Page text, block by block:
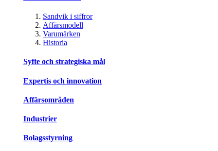
Sandvik i siffror
Affärsmodell
Varumärken
Historia
Syfte och strategiska mål
Expertis och innovation
Affärsområden
Industrier
Bolagsstyrning